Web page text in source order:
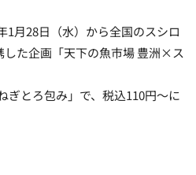
1月28日（水）から全国のスシロ
した企画「天下の魚市場 豊洲×ス
ぎとろ包み」で、税込110円～に